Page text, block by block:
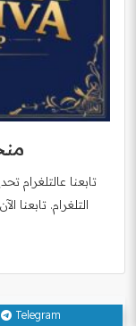
تابعنا عالتلغرام
التلغرام. تابعنا
مقالات
Telegram